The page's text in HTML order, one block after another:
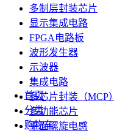
多制层封装芯片
显示集成电路
FPGA电路板
波形发生器
示波器
集成电路
多芯片封装（MCP）
多功能芯片
平面螺旋电感
首页
分类
购物车